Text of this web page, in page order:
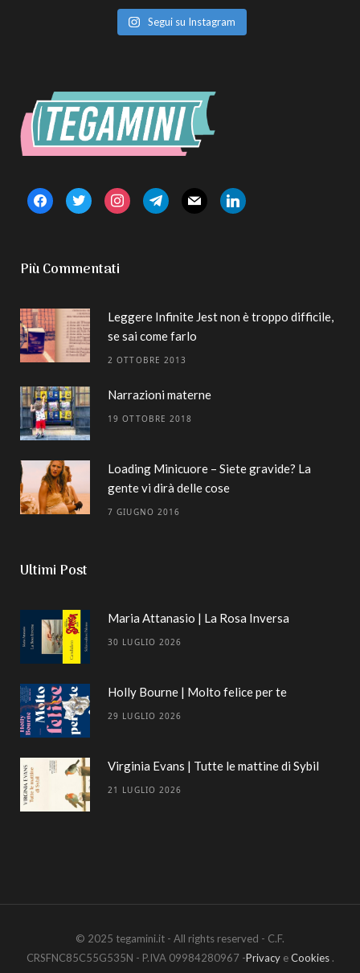
Segui su Instagram
facebooktwitter instagramtelegrammail linkedin
Più Commentati
Leggere Infinite Jest non è troppo difficile,
se sai come farlo
2 OTTOBRE 2013
Narrazioni materne
19 OTTOBRE 2018
Loading Minicuore – Siete gravide? La
gente vi dirà delle cose
7 GIUGNO 2016
Ultimi Post
Maria Attanasio | La Rosa Inversa
30 LUGLIO 2026
Holly Bourne | Molto felice per te
29 LUGLIO 2026
Virginia Evans | Tutte le mattine di Sybil
21 LUGLIO 2026
© 2025 tegamini.it - All rights reserved - C.F.
CRSFNC85C55G535N - P.IVA 09984280967 -PrivacyeCookies.